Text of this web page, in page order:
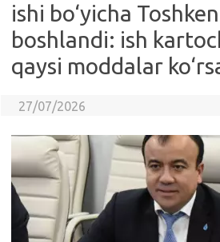
ishi bo‘yicha
boshlandi: ish
qaysi moddalar
27/07/2026